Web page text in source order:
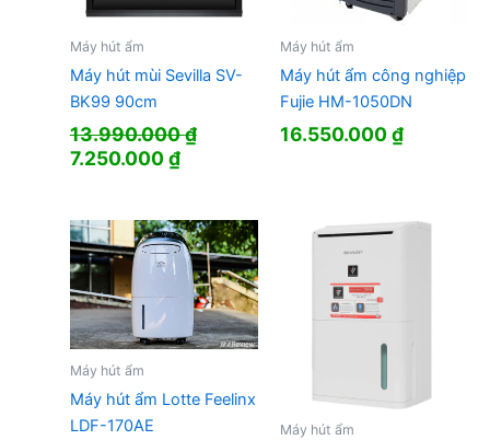
Máy hút ẩm
Máy hút mùi Sevilla SV-
BK99 90cm
13.990.000₫
Giá
13.990.000 ₫.
7.250.000₫Giá
là:
7.250.000 ₫.
Máy hút ẩm
Máy hút ẩm công nghiệp
Fujie HM-1050DN
16.550.000₫
Máy hút ẩm
Máy hút ẩm Lotte Feelinx
LDF-170AE
Máy hút ẩm